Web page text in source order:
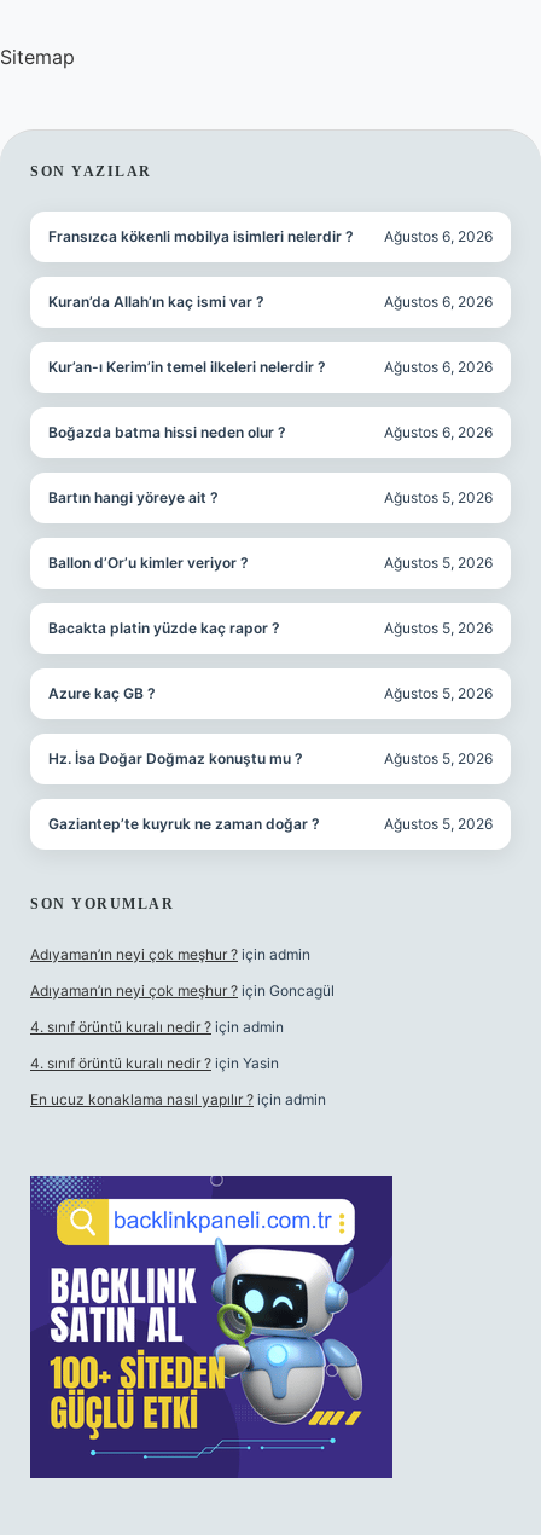
Sitemap
SIDEBAR
SON YAZILAR
Fransızca kökenli mobilya isimleri nelerdir ? Ağustos 6, 2026
Kuran’da Allah’ın kaç ismi var ? Ağustos 6, 2026
Kur’an-ı Kerim’in temel ilkeleri nelerdir ? Ağustos 6, 2026
Boğazda batma hissi neden olur ? Ağustos 6, 2026
Bartın hangi yöreye ait ? Ağustos 5, 2026
Ballon d’Or’u kimler veriyor ? Ağustos 5, 2026
Bacakta platin yüzde kaç rapor ? Ağustos 5, 2026
Azure kaç GB ? Ağustos 5, 2026
Hz. İsa Doğar Doğmaz konuştu mu ? Ağustos 5, 2026
Gaziantep’te kuyruk ne zaman doğar ? Ağustos 5, 2026
SON YORUMLAR
Adıyaman’ın neyi çok meşhur ? için admin
Adıyaman’ın neyi çok meşhur ? için Goncagül
4. sınıf örüntü kuralı nedir ? için admin
4. sınıf örüntü kuralı nedir ? için Yasin
En ucuz konaklama nasıl yapılır ? için admin